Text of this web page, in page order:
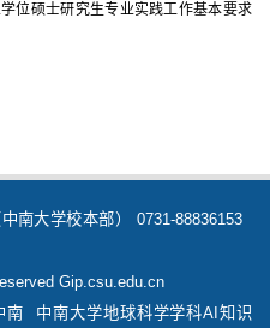
位硕士研究生专业实践工作基本要求
南大学校本部） 0731-88836153
Gip.csu.edu.cn
南 中南大学地球科学学科AI知识